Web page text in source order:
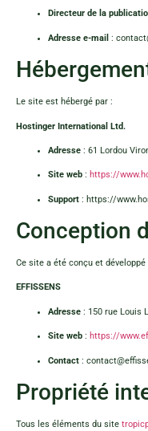
Directeur de la
Adresse e-mail :
Le site est hébergé par :
Hostinger International Ltd.
Adresse : 61 Lordou
Site web : https://
Support : https://
Conception
Ce site a été conçu et développé
EFFISSENS
Adresse : 150 rue Louis
Site web : https://
Contact :
Propriété
Tous les éléments du site